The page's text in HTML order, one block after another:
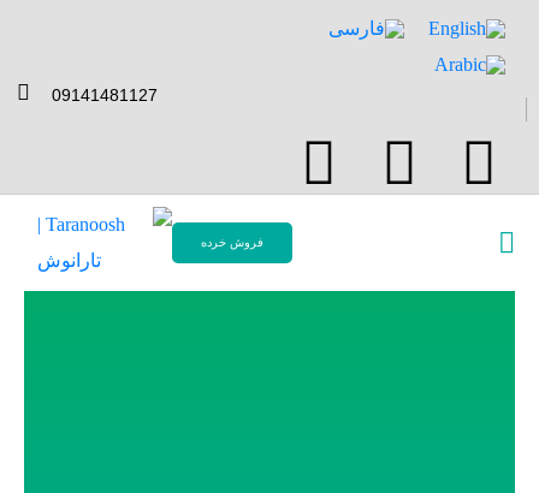
09141481127
فروش خرده